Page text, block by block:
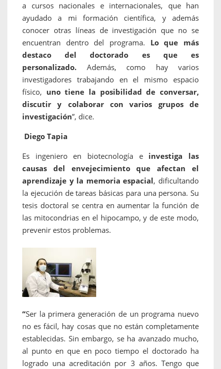
a cursos nacionales e internacionales, que han
ayudado a mi formación científica, y además
conocer otras líneas de investigación que no se
encuentran dentro del programa. Lo que más
destaco del doctorado es que es
personalizado. Además, como hay varios
investigadores trabajando en el mismo espacio
físico, uno tiene la posibilidad de conversar,
discutir y colaborar con varios grupos de
investigación”, dice.
Diego Tapia
Es ingeniero en biotecnología einvestiga las
causas del envejecimiento que afectan el
aprendizaje y la memoria espacial, dificultando
la ejecución de tareas básicas para una persona. Su
tesis doctoral se centra en aumentar la función de
las mitocondrias en el hipocampo, y de este modo,
prevenir estos problemas.
“Ser la primera generación de un programa nuevo
no es fácil, hay cosas que no están completamente
establecidas. Sin embargo, se ha avanzado mucho,
al punto en que en poco tiempo el doctorado ha
logrado una acreditación por 3 años. Tengo que